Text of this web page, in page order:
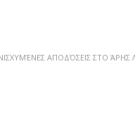
ΑΠΟΔΌΣΕΙΣ ΣΤΟ